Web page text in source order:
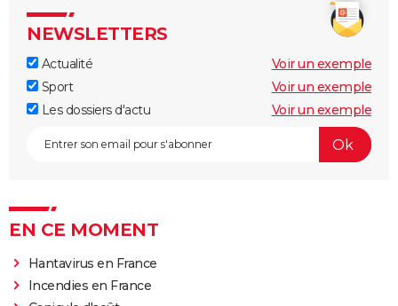
NEWSLETTERS
Actualité
Voir un exemple
Sport
Voir un exemple
Les dossiers d'actu
Voir un exemple
EN CE MOMENT
Hantavirus en France
Incendies en France